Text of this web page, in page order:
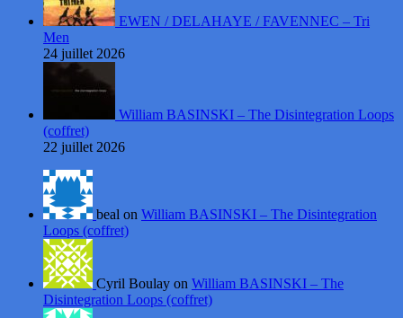
EWEN / DELAHAYE / FAVENNEC – Tri
Men
24 juillet 2026
William BASINSKI – The Disintegration Loops
(coffret)
22 juillet 2026
beal on William BASINSKI – The Disintegration
Loops (coffret)
Cyril Boulay on William BASINSKI – The
Disintegration Loops (coffret)